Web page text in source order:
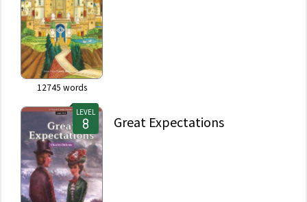
12745 words
LEVEL
Great Expectations